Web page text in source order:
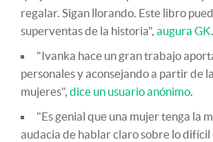
regalar. Sigan llorando. Este libro
superventas de la historia", augura GK.
"Ivanka hace un gran trabajo
personales y aconsejando a partir de
mujeres", dice un usuario anónimo.
"Es genial que una mujer tenga la
audacia de hablar claro sobre lo difícil